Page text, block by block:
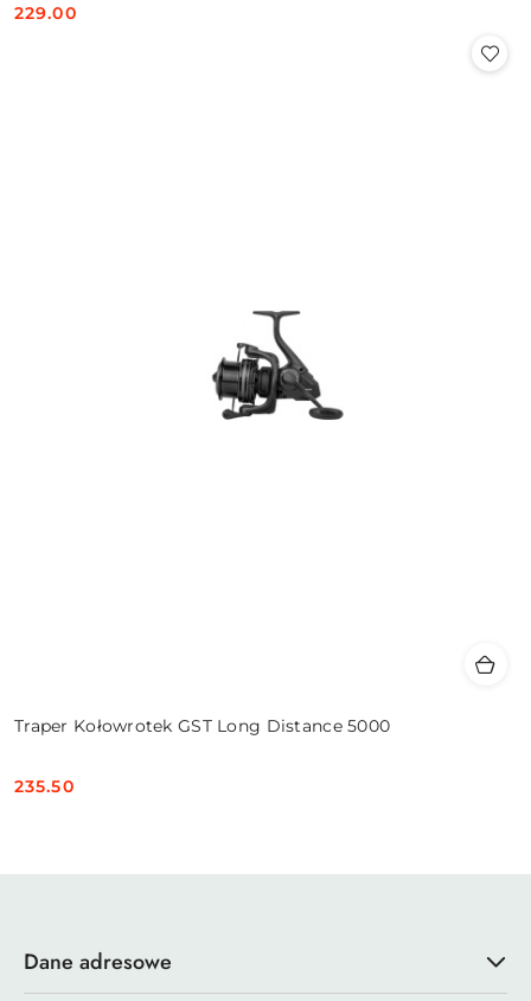
Cena:
229.00
Traper Kołowrotek GST Long Distance 5000
Cena:
235.50
Dane adresowe